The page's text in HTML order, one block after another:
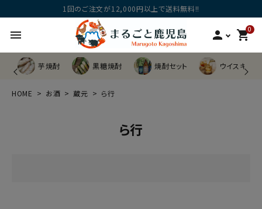
1回のご注文が12,000円以上で送料無料!!
menu person 0
shopping_cart
芋焼酎 黒糖焼酎 焼酎セット ウイスキー他
HOME お酒 蔵元 ら行
ら行